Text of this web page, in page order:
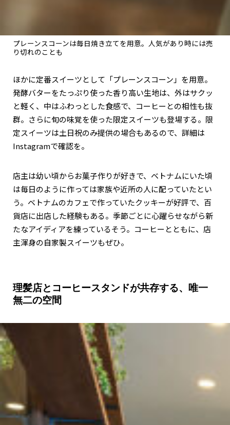
プレーンスコーンは毎日焼き立てを用意。人気があり時には売
り切れのことも
ほかに定番スイーツとして「プレーンスコーン」を用意。
発酵バターをたっぷり使った香り高い生地は、外はサクッ
と軽く、中はふわっとした食感で、コーヒーとの相性も抜
群。さらに旬の味覚を使った限定スイーツも登場する。限
定スイーツは土日祝のみ提供の場合もあるので、詳細は
Instagramで確認を。
店主は幼い頃からお菓子作りが好きで、ベトナムにいた頃
は毎日のように作っては家族や近所の人に配っていたとい
う。ベトナムのカフェで作っていたクッキーが好評で、百
貨店に出店した経験もある。季節ごとに心躍らせながら新
たなアイディアを練っているそう。コーヒーとともに、店
主渾身の自家製スイーツもぜひ。
理髪店とコーヒースタンドが共存する、唯一
無二の空間